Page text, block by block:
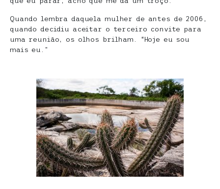
Quando lembra daquela mulher de antes de 2006,
quando decidiu aceitar o terceiro convite para
uma reunião, os olhos brilham. “Hoje eu sou
mais eu.”